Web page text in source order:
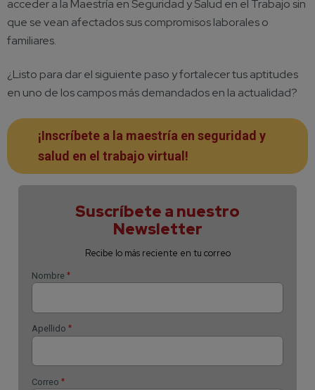
acceder a la Maestría en Seguridad y Salud en el Trabajo sin
que se vean afectados sus compromisos laborales o
familiares.
¿Listo para dar el siguiente paso y fortalecer tus aptitudes
en uno de los campos más demandados en la actualidad?
¡Inscríbete a la maestría en seguridad y
salud en el trabajo virtual!